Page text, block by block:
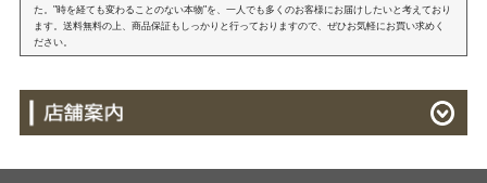
た。"時を経ても変わることのない本物"を、一人でも多くのお客様にお届けしたいと考えており
ます。送料無料の上、商品保証もしっかりと行っておりますので、ぜひお気軽にお買い求めく
ださい。